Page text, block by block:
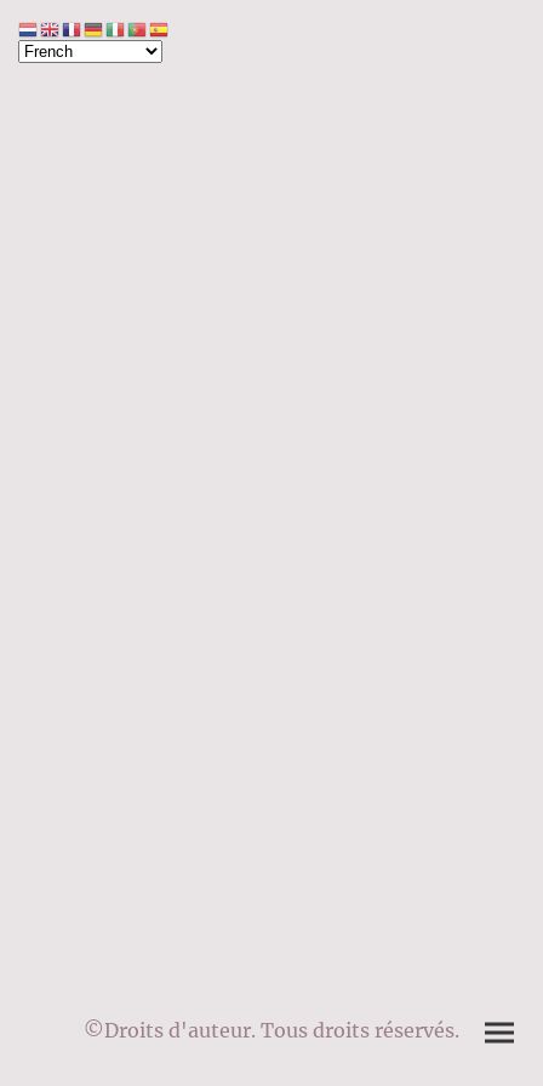
©Droits d'auteur. Tous droits réservés.